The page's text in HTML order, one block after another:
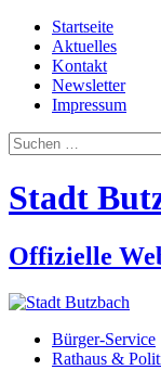
Startseite
Aktuelles
Kontakt
Newsletter
Impressum
Suchen
nach:
Stadt
Offizielle
Bürger-Service
Rathaus &